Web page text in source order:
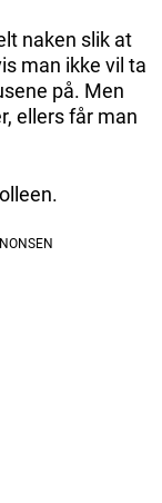
naken slik at
man ikke vil ta
på. Men
ellers får man